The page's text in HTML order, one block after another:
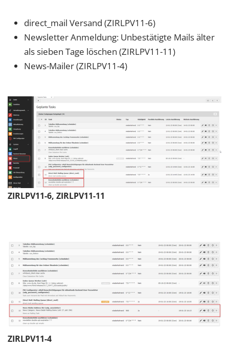
direct_mail Versand (ZIRLPV11-6)
Newsletter Anmeldung: Unbestätigte Mails älter
als sieben Tage löschen (ZIRLPV11-11)
News-Mailer (ZIRLPV11-4)
ZIRLPV11-6, ZIRLPV11-11
ZIRLPV11-4